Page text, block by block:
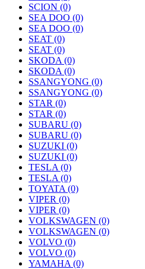
SCION (0)
SEA DOO (0)
SEA DOO (0)
SEAT (0)
SEAT (0)
SKODA (0)
SKODA (0)
SSANGYONG (0)
SSANGYONG (0)
STAR (0)
STAR (0)
SUBARU (0)
SUBARU (0)
SUZUKI (0)
SUZUKI (0)
TESLA (0)
TESLA (0)
TOYATA (0)
VIPER (0)
VIPER (0)
VOLKSWAGEN (0)
VOLKSWAGEN (0)
VOLVO (0)
VOLVO (0)
YAMAHA (0)